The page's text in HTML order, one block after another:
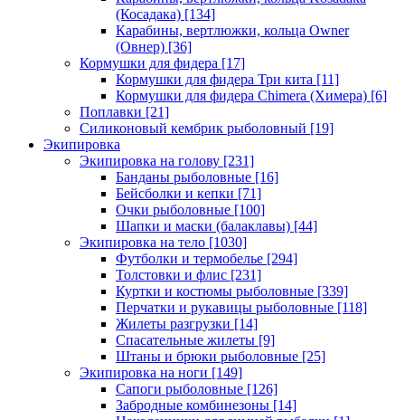
(Косадака) [134]
Карабины, вертлюжки, кольца Owner
(Овнер) [36]
Кормушки для фидера [17]
Кормушки для фидера Три кита [11]
Кормушки для фидера Chimera (Химера) [6]
Поплавки [21]
Силиконовый кембрик рыболовный [19]
Экипировка
Экипировка на голову [231]
Банданы рыболовные [16]
Бейсболки и кепки [71]
Очки рыболовные [100]
Шапки и маски (балаклавы) [44]
Экипировка на тело [1030]
Футболки и термобелье [294]
Толстовки и флис [231]
Куртки и костюмы рыболовные [339]
Перчатки и рукавицы рыболовные [118]
Жилеты разгрузки [14]
Спасательные жилеты [9]
Штаны и брюки рыболовные [25]
Экипировка на ноги [149]
Сапоги рыболовные [126]
Забродные комбинезоны [14]